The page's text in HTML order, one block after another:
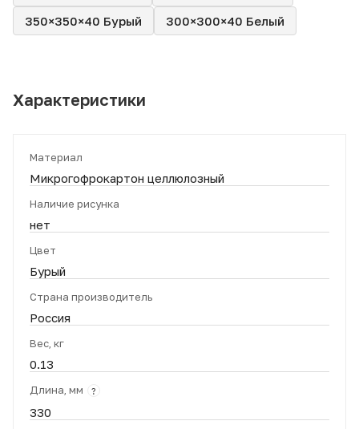
350×350×40 Бурый
300×300×40 Белый
Характеристики
Материал
Микрогофрокартон целлюлозный
Наличие рисунка
нет
Цвет
Бурый
Страна производитель
Россия
Вес, кг
0.13
Длина, мм ?
330